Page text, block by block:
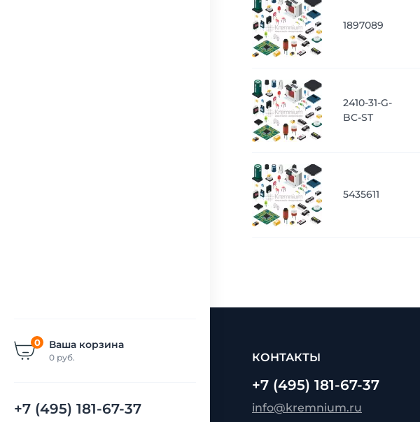
0 Ваша корзина
0 руб.
+7 (495) 181-67-37
1897089
2410-31-G-
BC-ST
5435611
КОНТАКТЫ
+7 (495) 181-67-37
info@kremnium.ru